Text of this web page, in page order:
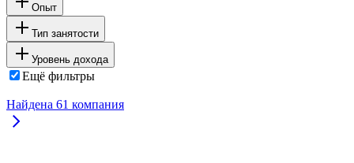
Опыт
Тип занятости
Уровень дохода
Ещё фильтры
Найдена 61 компания